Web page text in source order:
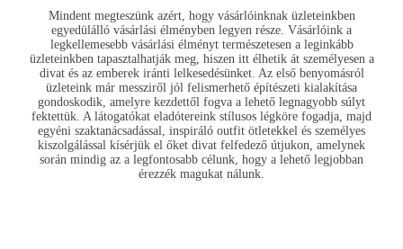
Mindent megteszünk azért, hogy vásárlóinknak üzleteinkben
egyedülálló vásárlási élményben legyen része. Vásárlóink a
legkellemesebb vásárlási élményt természetesen a leginkább
üzleteinkben tapasztalhatják meg, hiszen itt élhetik át személyesen a
divat és az emberek iránti lelkesedésünket. Az első benyomásról
üzleteink már messziről jól felismerhető építészeti kialakítása
gondoskodik, amelyre kezdettől fogva a lehető legnagyobb súlyt
fektettük. A látogatókat eladótereink stílusos légköre fogadja, majd
egyéni szaktanácsadással, inspiráló outfit ötletekkel és személyes
kiszolgálással kísérjük el őket divat felfedező útjukon, amelynek
során mindig az a legfontosabb célunk, hogy a lehető legjobban
érezzék magukat nálunk.